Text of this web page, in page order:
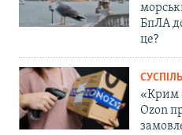
БпЛА
це?
«Крим
Ozon